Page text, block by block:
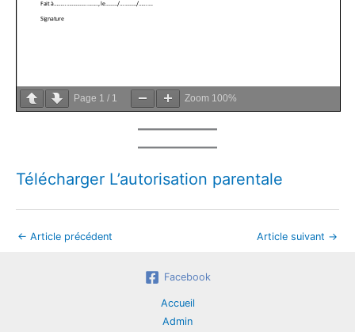
Page 1 / 1 Zoom 100%
Télécharger L’autorisation parentale
← Article précédent Article suivant →
Facebook
Accueil
Admin